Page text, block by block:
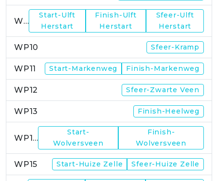
WP9
Start-Ulft
Herstart
Finish-Ulft
Herstart
Sfeer-Ulft
Herstart
WP10 Sfeer-Kramp
WP11 Start-Markenweg Finish-Markenweg
WP12 Sfeer-Zwarte Veen
WP13 Finish-Heelweg
WP14
Start-
Wolversveen
Finish-
Wolversveen
WP15 Start-Huize Zelle Sfeer-Huize Zelle